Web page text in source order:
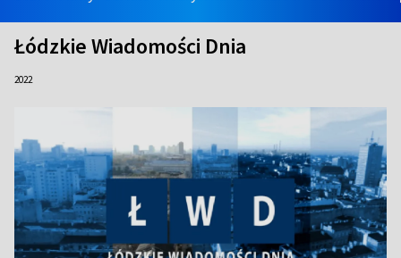
Łódzkie Wiadomości Dnia
2022